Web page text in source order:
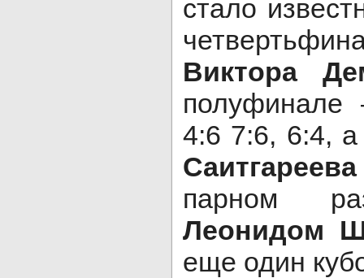
стало
Виктора
4:6 7:6, 6:4,
Саитгареева
парном
Леонидом
еще один